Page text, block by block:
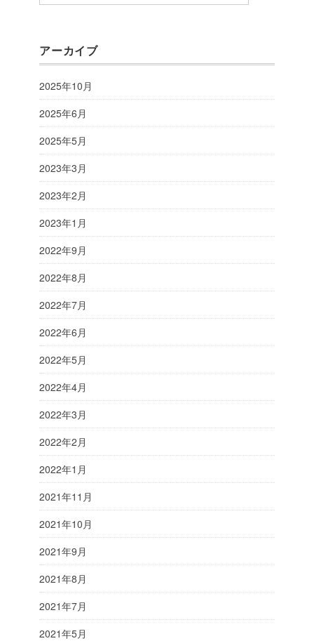
アーカイブ
2025年10月
2025年6月
2025年5月
2023年3月
2023年2月
2023年1月
2022年9月
2022年8月
2022年7月
2022年6月
2022年5月
2022年4月
2022年3月
2022年2月
2022年1月
2021年11月
2021年10月
2021年9月
2021年8月
2021年7月
2021年5月